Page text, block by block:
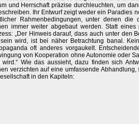
und Herrschaft präzise durchleuchten, um
Ihr Entwurf zeigt weder ein Paradies
Rahmenbedingungen, unter denen die
immer weiter abgebaut werden. Statt eines
„Der Hinweis darauf, dass auch unter den
wird, ist bei näher Betrachtung banal.
oft anderes vorgaukelt.
von Kooperation ohne Autonomie oder
Wie das aussieht, dazu finden sich
verzichten auf eine umfassende
in den Kapiteln: